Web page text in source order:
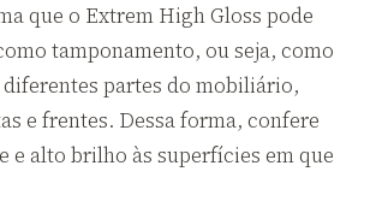
que o Extrem High Gloss pode
tamponamento, ou seja, como
partes do mobiliário,
e frentes. Dessa forma, confere
e alto brilho às superfícies em que